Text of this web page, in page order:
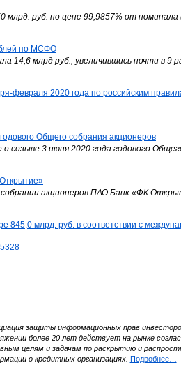
руб. по цене 99,9857% от номинала
по МСФО
млрд руб., увеличившись почти в 9
февраля 2020 года по российским
Общего собрания акционеров
3 июня 2020 года годового
акционеров ПАО Банк «ФК
845,0 млрд. руб. в соответствии с
защиты информационных прав
более 20 лет действует на рынке
целям и задачам по раскрытию и
о кредитных организациях. Подробнее…